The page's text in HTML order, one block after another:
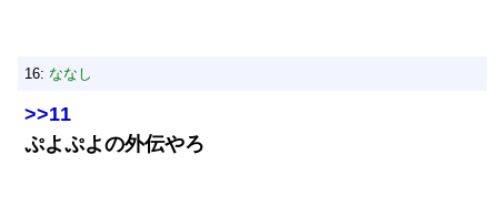
16: ななし
>>11
ぷよぷよの外伝やろ